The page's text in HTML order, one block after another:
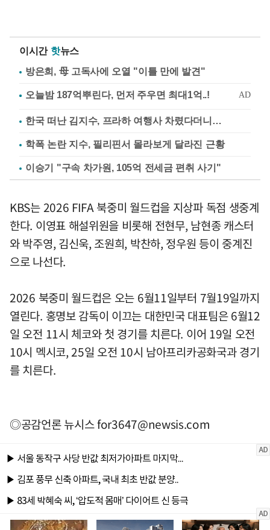
이시간 핫뉴스
방은희, 母 고독사에 오열 "이틀 만에 발견"
한국 떠난 김지수, 프라하 여행사 차렸다더니…
학폭 논란 지수, 필리핀서 몰라보게 달라진 근황
이승기 "구속 차가원, 105억 전세금 편취 사기"
KBS는 2026 FIFA 북중미 월드컵을 지상파 독점 생중계
한다. 이영표 해설위원을 비롯해 전현무, 남현종 캐스터
와 박주영, 김신욱, 조원희, 박찬하, 정우원 등이 중계진
으로 나선다.
2026 북중미 월드컵은 오는 6월11일부터 7월19일까지
열린다. 홍명보 감독이 이끄는 대한민국 대표팀은 6월12
일 오전 11시 체코와 첫 경기를 치른다. 이어 19일 오전
10시 멕시코, 25일 오전 10시 남아프리카공화국과 경기
를 치른다.
◎공감언론 뉴시스for3647@newsis.com